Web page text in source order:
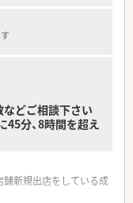
などご相談下さい
分、8時間を超え
新規出店をしている成